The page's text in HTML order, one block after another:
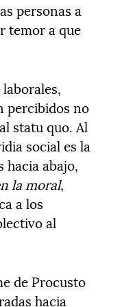
personas a
temor a que
percibidos no
statu quo. Al
social es la
hacia abajo,
la moral,
a los
al
de Procusto
hacia